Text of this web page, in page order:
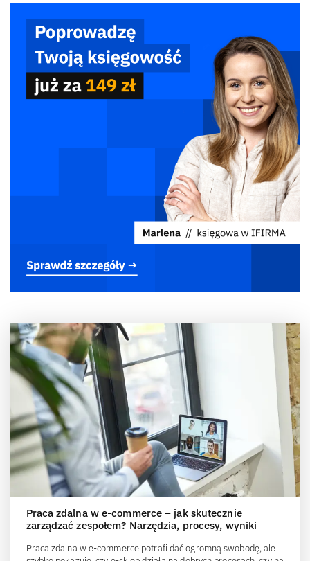
Praca zdalna w e-commerce – jak skutecznie
zarządzać zespołem? Narzędzia, procesy, wyniki
Praca zdalna w e-commerce potrafi dać ogromną swobodę, ale